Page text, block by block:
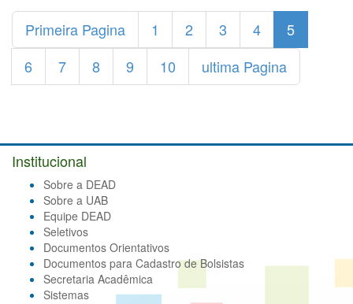
Primeira Pagina 1 2 3 4
5
6
7 8 9 10 ultima Pagina
Institucional
Sobre a DEAD
Sobre a UAB
Equipe DEAD
Seletivos
Documentos Orientativos
Documentos para Cadastro de Bolsistas
Secretaria Acadêmica
Sistemas